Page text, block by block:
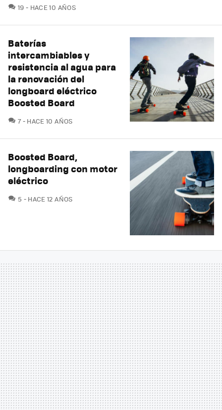
19 COMENTARIOS
HACE 10 AÑOS
Baterías
intercambiables y
resistencia al agua para
la renovación del
longboard eléctrico
Boosted Board
7COMENTARIOS
HACE 10 AÑOS
Boosted Board,
longboarding con motor
eléctrico
5 COMENTARIOS
HACE 12 AÑOS